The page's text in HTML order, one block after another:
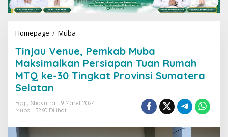
Homepage / Muba
n
j
a
u
n
Tinjau Venue, Pemkab Muba
Maksimalkan Persiapan Tuan Rumah
MTQ ke-30 Tingkat Provinsi Sumatera
Selatan
Eggy Shavutra
9 Maret 2024
Muba
3260 Dilihat